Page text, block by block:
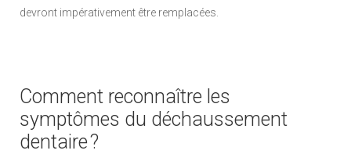
devront impérativement être remplacées.
Comment reconnaître les
symptômes du déchaussement
dentaire ?